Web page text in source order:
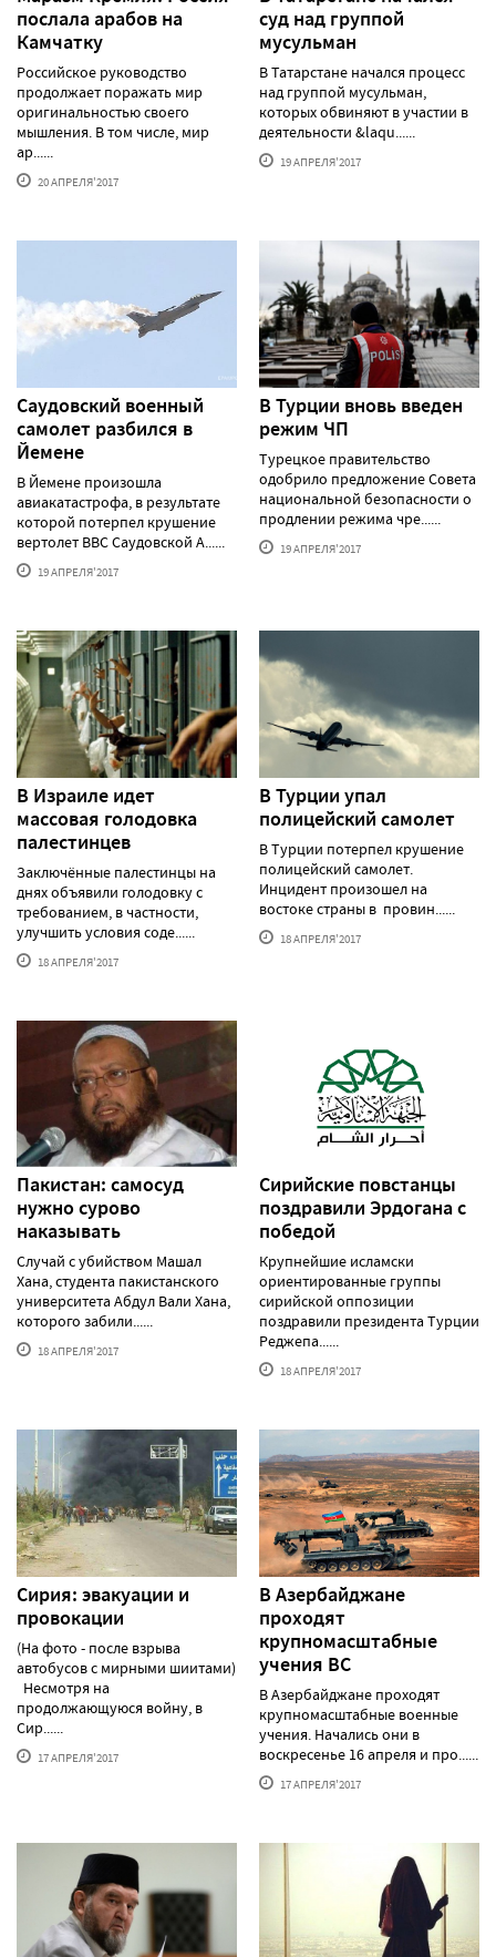
послала арабов на
Камчатку
Российское руководство
продолжает поражать мир
оригинальностью своего
мышления. В том числе, мир
ар......
20 АПРЕЛЯ'2017
суд над группой
мусульман
В Татарстане начался процесс
над группой мусульман,
которых обвиняют в участии в
деятельности &laqu......
19 АПРЕЛЯ'2017
Саудовский военный
самолет разбился в
Йемене
В Йемене произошла
авиакатастрофа, в результате
которой потерпел крушение
вертолет ВВС Саудовской А......
19 АПРЕЛЯ'2017
В Турции вновь введен
режим ЧП
Турецкое правительство
одобрило предложение Совета
национальной безопасности о
продлении режима чре......
19 АПРЕЛЯ'2017
В Израиле идет
массовая голодовка
палестинцев
Заключённые палестинцы на
днях объявили голодовку с
требованием, в частности,
улучшить условия соде......
18 АПРЕЛЯ'2017
В Турции упал
полицейский самолет
В Турции потерпел крушение
полицейский самолет.
Инцидент произошел на
востоке страны в провин......
18 АПРЕЛЯ'2017
Пакистан: самосуд
нужно сурово
наказывать
Случай с убийством Машал
Хана, студента пакистанского
университета Абдул Вали Хана,
которого забили......
18 АПРЕЛЯ'2017
Сирийские повстанцы
поздравили Эрдогана с
победой
Крупнейшие исламски
ориентированные группы
сирийской оппозиции
поздравили президента Турции
Реджепа......
18 АПРЕЛЯ'2017
Сирия: эвакуации и
провокации
(На фото - после взрыва
автобусов с мирными шиитами)
Несмотря на
продолжающуюся войну, в
Сир......
17 АПРЕЛЯ'2017
В Азербайджане
проходят
крупномасштабные
учения ВС
В Азербайджане проходят
крупномасштабные военные
учения. Начались они в
воскресенье 16 апреля и про......
17 АПРЕЛЯ'2017